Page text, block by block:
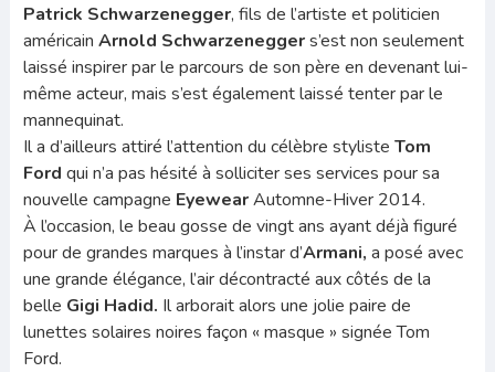
Patrick Schwarzenegger, fils de l’artiste et politicien
américain Arnold Schwarzeneggers’est non seulement
laissé inspirer par le parcours de son père en devenant lui-
même acteur, mais s’est également laissé tenter par le
mannequinat.
Il a d’ailleurs attiré l’attention du célèbre styliste Tom
Ford qui n’a pas hésité à solliciter ses services pour sa
nouvelle campagne EyewearAutomne-Hiver 2014.
À l’occasion, le beau gosse de vingt ans ayant déjà figuré
pour de grandes marques à l’instar d’Armani, a posé avec
une grande élégance, l’air décontracté aux côtés de la
belle Gigi Hadid. Il arborait alors une jolie paire de
lunettes solaires noires façon « masque » signée Tom
Ford.